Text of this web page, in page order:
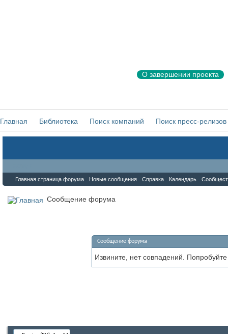
О завершении проекта
Главная Библиотека Поиск компаний Поиск пресс-релизов
Главная страница форума Новые сообщения Справка Календарь
Сообщение форума
Сообщение форума
Извините, нет совпадений.